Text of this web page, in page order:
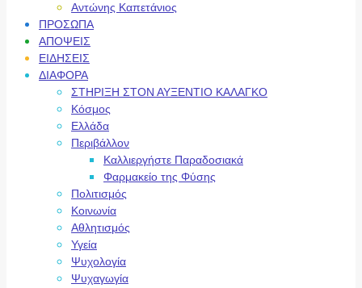
Αντώνης Καπετάνιος
ΠΡΟΣΩΠΑ
ΑΠΟΨΕΙΣ
ΕΙΔΗΣΕΙΣ
ΔΙΑΦΟΡΑ
ΣΤΗΡΙΞΗ ΣΤΟΝ ΑΥΞΕΝΤΙΟ ΚΑΛΑΓΚΟ
Κόσμος
Ελλάδα
Περιβάλλον
Καλλιεργήστε Παραδοσιακά
Φαρμακείο της Φύσης
Πολιτισμός
Κοινωνία
Αθλητισμός
Υγεία
Ψυχολογία
Ψυχαγωγία